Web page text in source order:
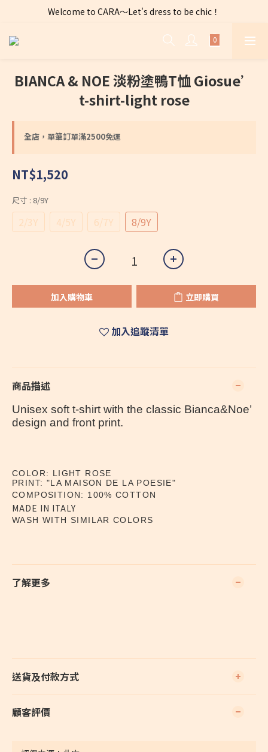
全店購物滿 $2500免運費～
Welcome to CARA～Let's dress to be chic！
全店購物滿 $2500免運費～
BIANCA & NOE 淡粉塗鴨T恤 Giosue’
t-shirt-light rose
全店，單筆訂單滿2500免運
NT$1,520
尺寸 : 8/9Y
2/3Y 4/5Y 6/7Y 8/9Y
加入購物車 立即購買
加入追蹤清單
商品描述
Unisex soft t-shirt with the classic Bianca&Noe’
design and front print.
COLOR: LIGHT ROSE
PRINT: "LA MAISON DE LA POESIE"
COMPOSITION: 100% COTTON
MADE IN ITALY
WASH WITH SIMILAR COLORS
了解更多
送貨及付款方式
顧客評價